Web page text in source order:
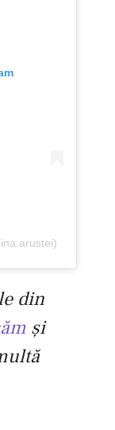
din
și